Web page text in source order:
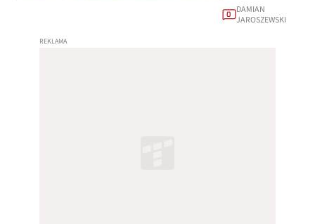
0
DAMIAN
JAROSZEWSKI